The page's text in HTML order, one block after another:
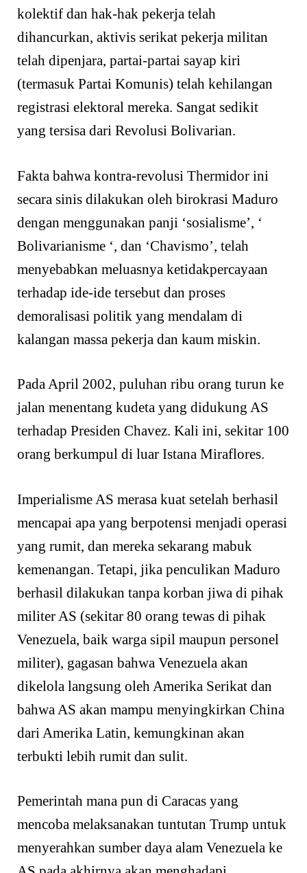
kolektif dan hak-hak pekerja telah
dihancurkan, aktivis serikat pekerja militan
telah dipenjara, partai-partai sayap kiri
(termasuk Partai Komunis) telah kehilangan
registrasi elektoral mereka. Sangat sedikit
yang tersisa dari Revolusi Bolivarian.
Fakta bahwa kontra-revolusi Thermidor ini
secara sinis dilakukan oleh birokrasi Maduro
dengan menggunakan panji ‘sosialisme’, ‘
Bolivarianisme ‘, dan ‘Chavismo’, telah
menyebabkan meluasnya ketidakpercayaan
terhadap ide-ide tersebut dan proses
demoralisasi politik yang mendalam di
kalangan massa pekerja dan kaum miskin.
Pada April 2002, puluhan ribu orang turun ke
jalan menentang kudeta yang didukung AS
terhadap Presiden Chavez. Kali ini, sekitar 100
orang berkumpul di luar Istana Miraflores.
Imperialisme AS merasa kuat setelah berhasil
mencapai apa yang berpotensi menjadi operasi
yang rumit, dan mereka sekarang mabuk
kemenangan. Tetapi, jika penculikan Maduro
berhasil dilakukan tanpa korban jiwa di pihak
militer AS (sekitar 80 orang tewas di pihak
Venezuela, baik warga sipil maupun personel
militer), gagasan bahwa Venezuela akan
dikelola langsung oleh Amerika Serikat dan
bahwa AS akan mampu menyingkirkan China
dari Amerika Latin, kemungkinan akan
terbukti lebih rumit dan sulit.
Pemerintah mana pun di Caracas yang
mencoba melaksanakan tuntutan Trump untuk
menyerahkan sumber daya alam Venezuela ke